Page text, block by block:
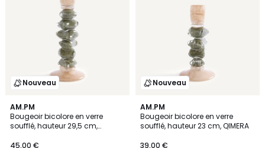
Nouveau
AM.PM
Bougeoir bicolore en verre
soufflé, hauteur 29,5 cm,
45,00 €
Nouveau
AM.PM
Bougeoir bicolore en verre
soufflé, hauteur 23 cm, QIMERA
39,00 €